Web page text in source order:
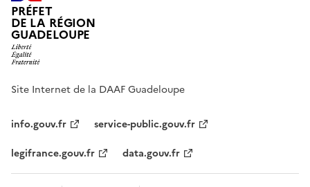
PRÉFET
DE LA RÉGION
GUADELOUPE
Site Internet de la DAAF Guadeloupe
info.gouv.fr
service-public.gouv.fr
legifrance.gouv.fr
data.gouv.fr